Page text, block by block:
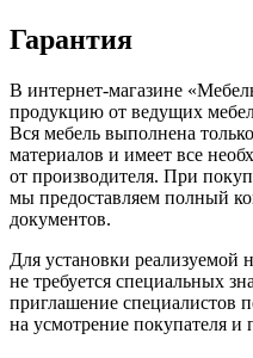
Гарантия
В интернет-магазине
продукцию от ведущих
Вся мебель выполнена
материалов и имеет все
от производителя. При
мы предоставляем полный
документов.
Для установки
не требуется специальных
приглашение специалистов
на усмотрение покупателя и